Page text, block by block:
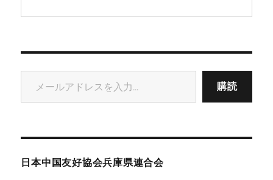
メールアドレスを入力...
購読
日本中国友好協会兵庫県連合会